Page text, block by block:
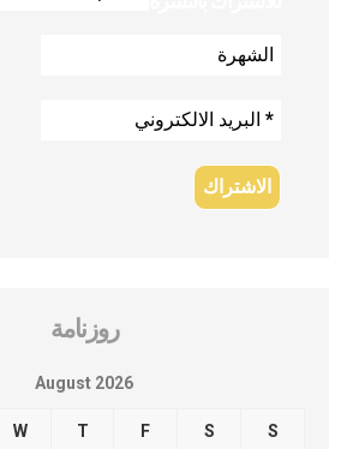
روزنامة
August 2026
W T F S S